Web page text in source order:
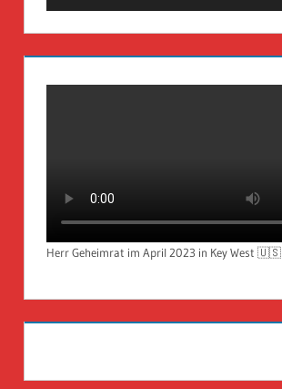
Herr Geheimrat im April 2023 in Key West 🇺🇸